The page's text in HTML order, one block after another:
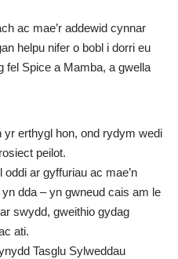
ac mae’r addewid cynnar
helpu nifer o bobl i dorri eu
fel Spice a Mamba, a gwella
erthygl hon, ond rydym wedi
peilot.
ar gyffuriau ac mae’n
dda – yn gwneud cais am le
swydd, gweithio gydag
ati.
Tasglu Sylweddau